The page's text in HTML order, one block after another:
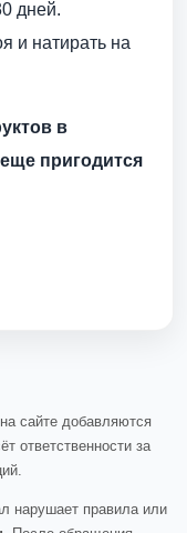
дней.
и натирать на
в
пригодится
сайте добавляются
ответственности за
нарушает правила или